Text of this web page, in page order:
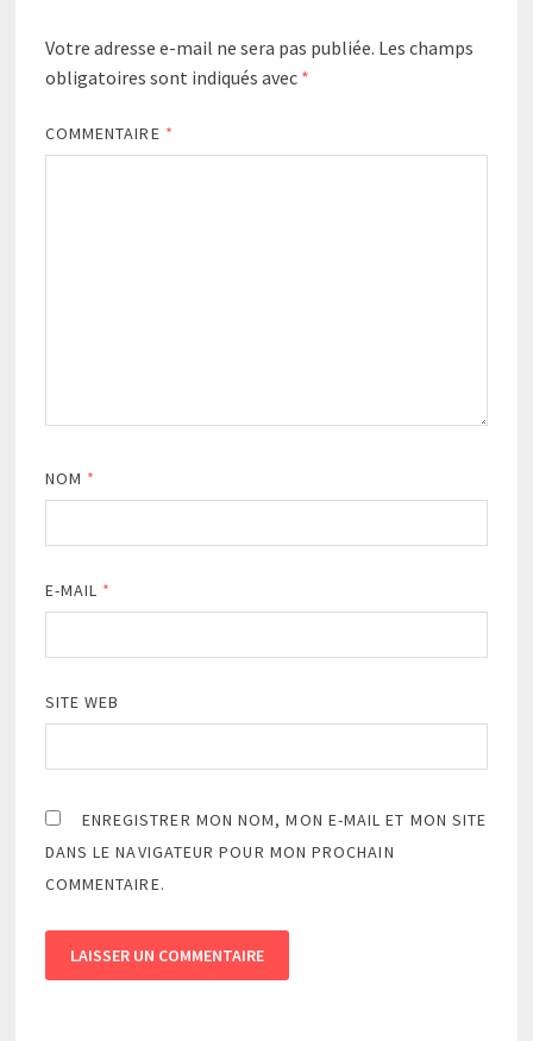
Votre adresse e-mail ne sera pas publiée. Les champs
obligatoires sont indiqués avec *
COMMENTAIRE *
NOM *
E-MAIL *
SITE WEB
ENREGISTRER MON NOM, MON E-MAIL ET MON SITE
DANS LE NAVIGATEUR POUR MON PROCHAIN
COMMENTAIRE.